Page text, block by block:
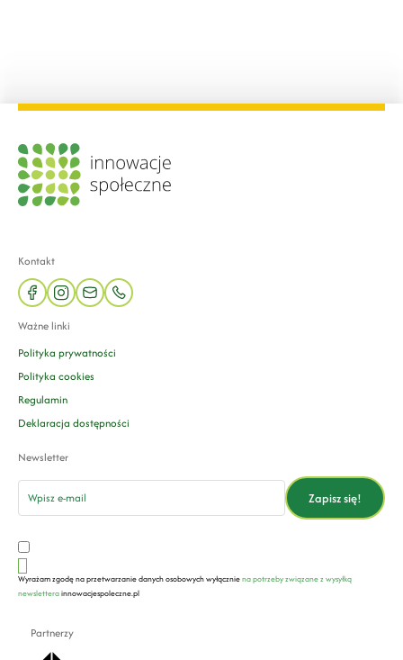
Kontakt
facebookinstagram
mail phone
Ważne linki
Polityka prywatności
Polityka cookies
Regulamin
Deklaracja dostępności
Newsletter
email
Zapisz się!
Wyrażam zgodę na przetwarzanie danych osobowych wyłączniena potrzeby związane z wysyłką
newsletterainnowacjespoleczne.pl
Partnerzy